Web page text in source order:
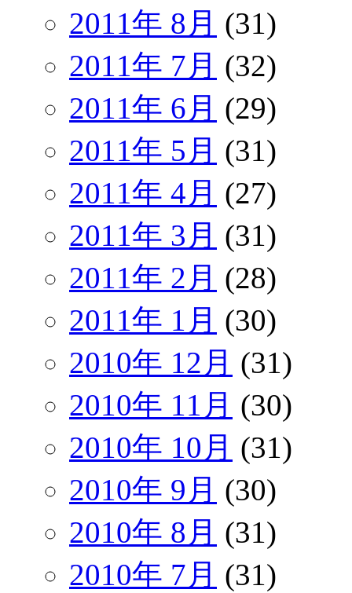
2011年 8月 (31)
2011年 7月 (32)
2011年 6月 (29)
2011年 5月 (31)
2011年 4月 (27)
2011年 3月 (31)
2011年 2月 (28)
2011年 1月 (30)
2010年 12月 (31)
2010年 11月 (30)
2010年 10月 (31)
2010年 9月 (30)
2010年 8月 (31)
2010年 7月 (31)